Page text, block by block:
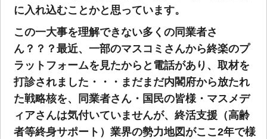
に入れ込むことかと思っています。
この一大事を理解できない多くの同業者さ
ん？？？最近、一部のマスコミさんから終楽のプ
ラットフォームを見たからと電話があり、取材を
打診されました・・・まだまだ内閣府から放たれ
た戦略核を、同業者さん・国民の皆様・マスメデ
ィアさんは気付いていませんが、終活支援（高齢
者等終身サポート）業界の勢力地図がここ2年で様